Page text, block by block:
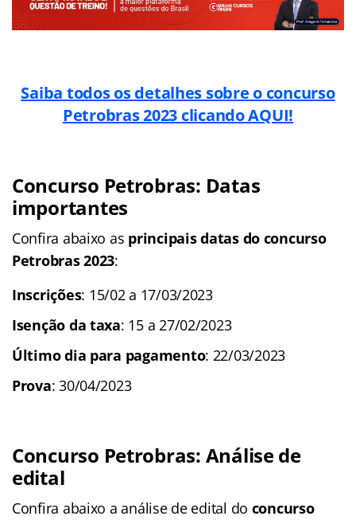
Saiba todos os detalhes sobre o concurso
Petrobras 2023 clicando AQUI!
Concurso Petrobras: Datas
importantes
Confira abaixo as principais datas do concurso
Petrobras 2023:
Inscrições: 15/02 a 17/03/2023
Isenção da taxa: 15 a 27/02/2023
Último dia para pagamento: 22/03/2023
Prova: 30/04/2023
Concurso Petrobras: Análise de
edital
Confira abaixo a análise de edital do concurso